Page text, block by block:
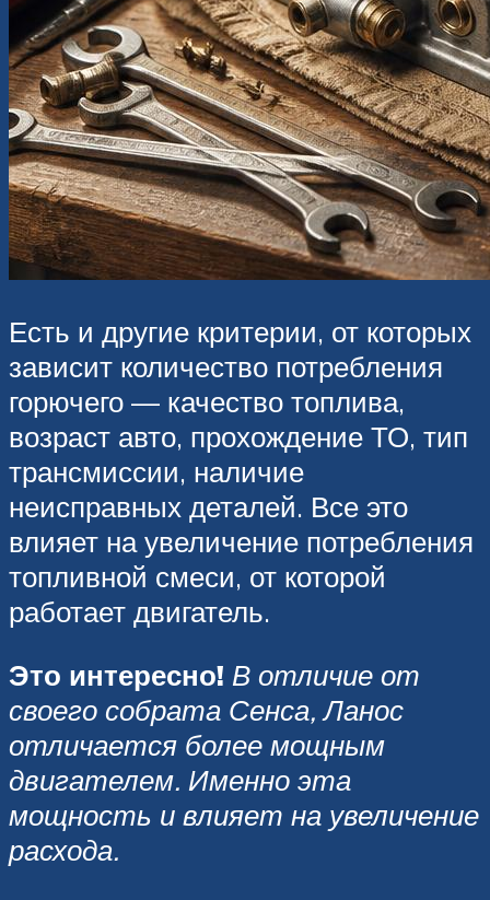
Есть и другие критерии, от которых
зависит количество потребления
горючего — качество топлива,
возраст авто, прохождение ТО, тип
трансмиссии, наличие
неисправных деталей. Все это
влияет на увеличение потребления
топливной смеси, от которой
работает двигатель.
Это интересно! В отличие от
своего собрата Сенса, Ланос
отличается более мощным
двигателем. Именно эта
мощность и влияет на увеличение
расхода.